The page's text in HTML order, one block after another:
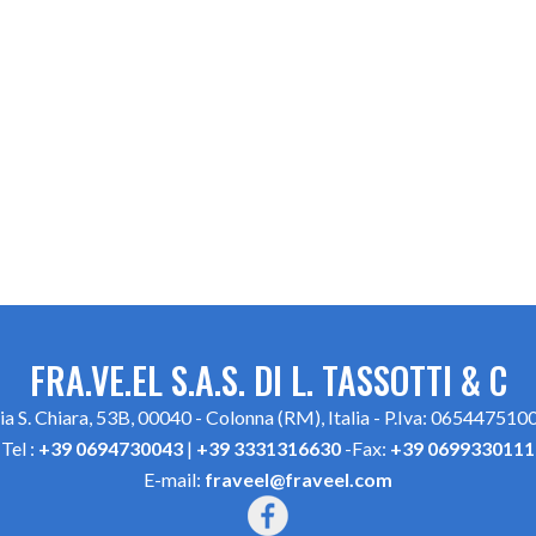
FRA.VE.EL S.A.S. DI L. TASSOTTI & C
S. Chiara, 53B, 00040 - Colonna (RM), Italia - P.Iva:
Tel : +39 0694730043 | +39 3331316630 -Fax: +39 0699330111
E-mail: fraveel@fraveel.com